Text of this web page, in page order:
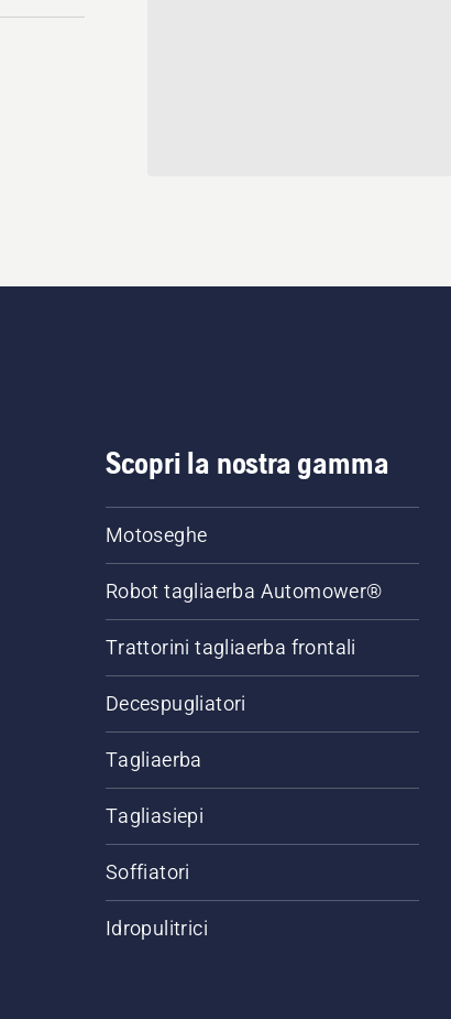
Scopri la nostra gamma
Motoseghe
Robot tagliaerba Automower®
Trattorini tagliaerba frontali
Decespugliatori
Tagliaerba
Tagliasiepi
Soffiatori
Idropulitrici